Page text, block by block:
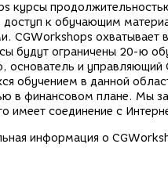
курсы
доступ к обучающим
CGWorkshops охватывает
будут ограничены 20-ю
основатель и управляющий
обучением в данной
в финансовом плане. Мы
имеет соединение с
информация о